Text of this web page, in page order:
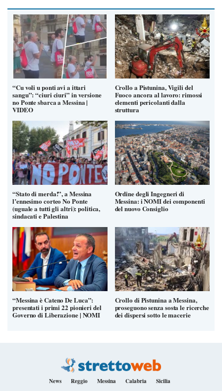
“Cu voli u ponti avi a ittari
sangu”: “ciuri ciuri” in versione
no Ponte sbarca a Messina |
VIDEO
Crollo a Pistunina, Vigili del
Fuoco ancora al lavoro: rimossi
elementi pericolanti dalla
struttura
“Stato di merda!”, a Messina
l’ennesimo corteo No Ponte
(uguale a tutti gli altri): politica,
sindacati e Palestina
Ordine degli Ingegneri di
Messina: i NOMI dei componenti
del nuovo Consiglio
“Messina è Cateno De Luca”:
presentati i primi 22 pionieri del
Governo di Liberazione | NOMI
Crollo di Pistunina a Messina,
proseguono senza sosta le ricerche
dei dispersi sotto le macerie
News Reggio Messina Calabria
Sicilia